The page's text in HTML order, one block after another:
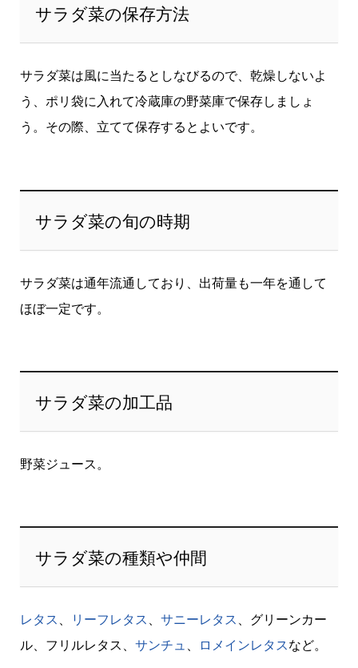
サラダ菜の保存方法
サラダ菜は風に当たるとしなびるので、乾燥しないよ
う、ポリ袋に入れて冷蔵庫の野菜庫で保存しましょ
う。その際、立てて保存するとよいです。
サラダ菜の旬の時期
サラダ菜は通年流通しており、出荷量も一年を通して
ほぼ一定です。
サラダ菜の加工品
野菜ジュース。
サラダ菜の種類や仲間
レタス、 リーフレタス、 サニーレタス、グリーンカー
ル、フリルレタス、 サンチュ、 ロメインレタスなど。